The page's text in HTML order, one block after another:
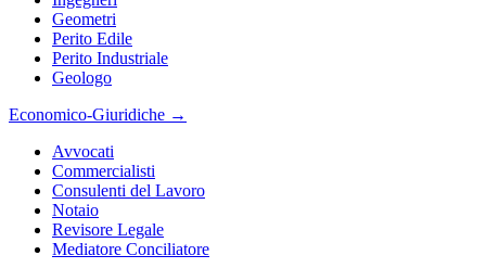
Geometri
Perito Edile
Perito Industriale
Geologo
Economico-Giuridiche →
Avvocati
Commercialisti
Consulenti del Lavoro
Notaio
Revisore Legale
Mediatore Conciliatore